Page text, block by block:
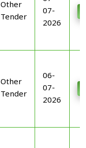
Other
Tender
07-
2026
Other
Tender
06-
07-
2026